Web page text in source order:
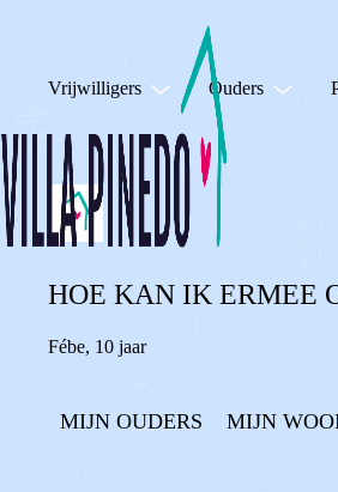
Vrijwilligers Ouders
HOE KAN IK ERMEE
Fébe, 10 jaar
MIJN OUDERS MIJN